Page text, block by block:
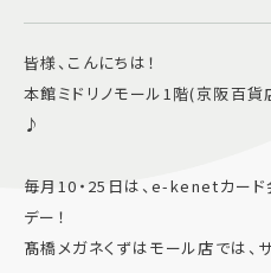
アクセ
皆様、こんにちは！
本館ミドリノモール1階(京阪百
♪
毎月10・25日は、e-kenetカード
デー！
髙橋メガネくずはモール店では、